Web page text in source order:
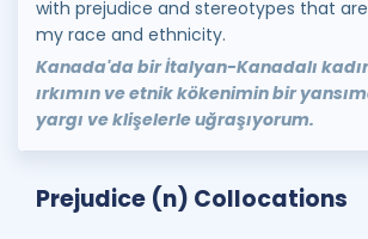
with prejudice and stereotypes that
my race and ethnicity.
Kanada'da bir İtalyan-Kanadalı
ırkımın ve etnik kökenimin bir
yargı ve klişelerle uğraşıyorum.
Prejudice (n) Collocations